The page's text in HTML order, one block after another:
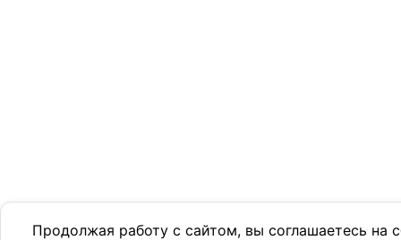
Продолжая работу с сайтом, вы соглашаетесь на